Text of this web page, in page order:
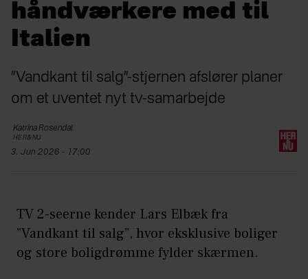
håndværkere med til
Italien
”Vandkant til salg”-stjernen afslører planer
om et uventet nyt tv-samarbejde
KatrinaRosendal
HER&NU
3. Jun 2026 - 17:00
TV 2-seerne kender Lars Elbæk fra
”Vandkant til salg”, hvor eksklusive boliger
og store boligdrømme fylder skærmen.